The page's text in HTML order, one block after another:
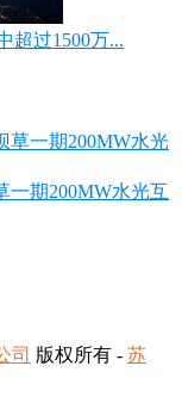
超过1500万...
一期200MW水光互
司 版权所有 - 苏